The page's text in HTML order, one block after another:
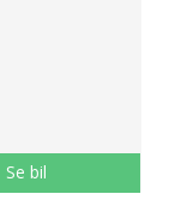
Se bil